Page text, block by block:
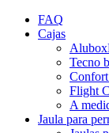
FAQ
Cajas
Tecno
Flight
A
Jaula para